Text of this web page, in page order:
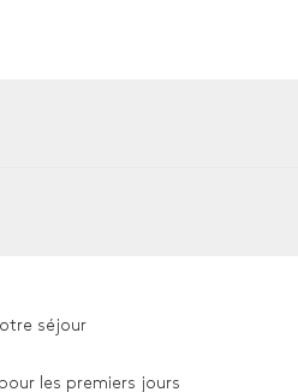
1,8m
séjour
les premiers jours